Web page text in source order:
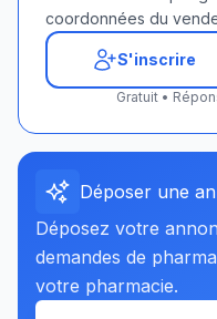
coordonnées du
S'inscrire
Gratuit •
Déposer une
Déposez votre
demandes de
votre pharmacie.